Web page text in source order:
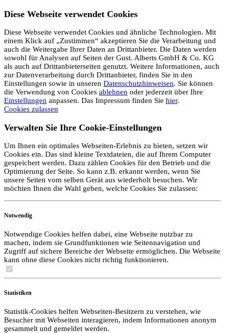
Diese Webseite verwendet Cookies
Diese Webseite verwendet Cookies und ähnliche Technologien. Mit
einem Klick auf „Zustimmen“ akzeptieren Sie die Verarbeitung und
auch die Weitergabe Ihrer Daten an Drittanbieter. Die Daten werden
sowohl für Analysen auf Seiten der Gust. Alberts GmbH & Co. KG
als auch auf Drittanbieterseiten genutzt. Weitere Informationen, auch
zur Datenverarbeitung durch Drittanbieter, finden Sie in den
Einstellungen sowie in unseren Datenschutzhinweisen. Sie können
die Verwendung von Cookies ablehnen oder jederzeit über Ihre
Einstellungen anpassen. Das Impressum finden Sie hier.
Cookies zulassen
Verwalten Sie Ihre Cookie-Einstellungen
Um Ihnen ein optimales Webseiten-Erlebnis zu bieten, setzen wir
Cookies ein. Das sind kleine Textdateien, die auf Ihrem Computer
gespeichert werden. Dazu zählen Cookies für den Betrieb und die
Optimierung der Seite. So kann z.B. erkannt werden, wenn Sie
unsere Seiten vom selben Gerät aus wiederholt besuchen. Wir
möchten Ihnen die Wahl geben, welche Cookies Sie zulassen:
Notwendig
Notwendige Cookies helfen dabei, eine Webseite nutzbar zu
machen, indem sie Grundfunktionen wie Seitennavigation und
Zugriff auf sichere Bereiche der Webseite ermöglichen. Die Webseite
kann ohne diese Cookies nicht richtig funktionieren.
Statistiken
Statistik-Cookies helfen Webseiten-Besitzern zu verstehen, wie
Besucher mit Webseiten interagieren, indem Informationen anonym
gesammelt und gemeldet werden.